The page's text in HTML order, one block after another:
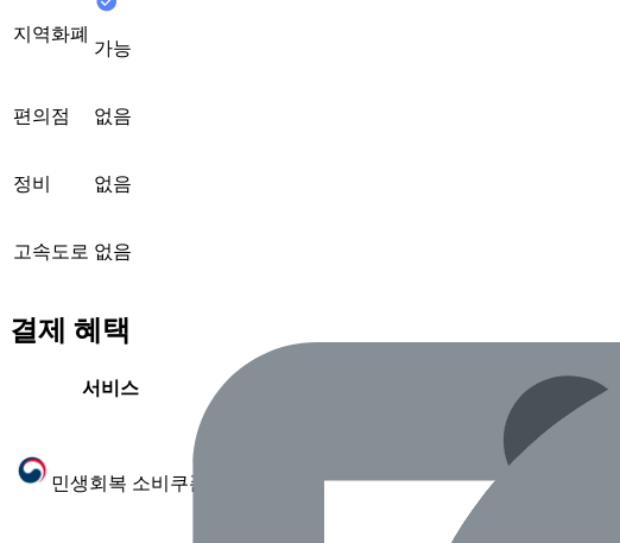
지역화폐
가능
편의점 없음
정비 없음
고속도로 없음
결제 혜택
서비스 제공 여부
민생회복 소비쿠폰